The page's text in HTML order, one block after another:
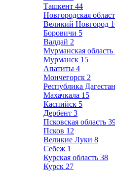
Ташкент 44
Новгородская
Великий Новгород
Боровичи 5
Валдай 2
Мурманская область
Мурманск 15
Апатиты 4
Мончегорск 2
Республика Дагестан
Махачкала 15
Каспийск 5
Дербент 3
Псковская область
Псков 12
Великие Луки 8
Себеж 1
Курская область 38
Курск 27